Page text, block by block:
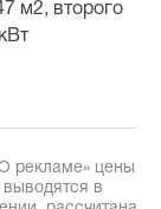
м2, второго
рекламе» цены
в